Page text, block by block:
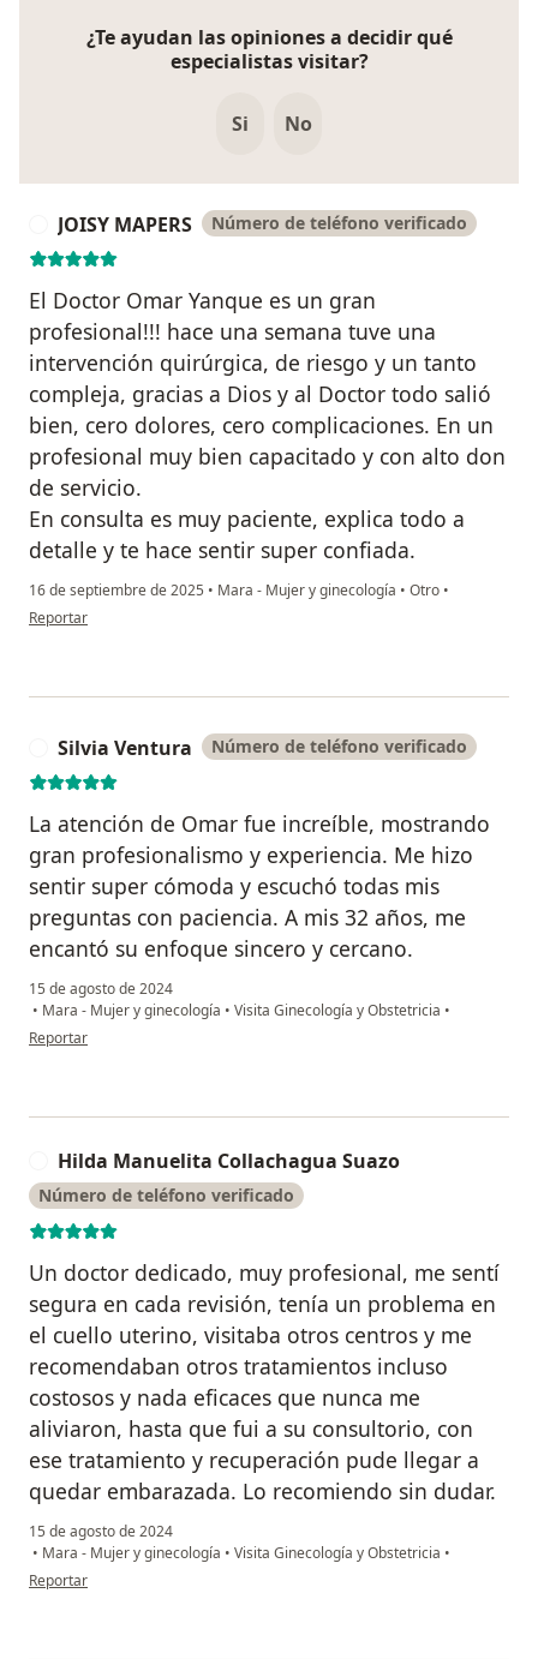
¿Te ayudan las opiniones a decidir qué
especialistas visitar?
Si No
JOISY MAPERS Número de teléfono verificado
El Doctor Omar Yanque es un gran
profesional!!! hace una semana tuve una
intervención quirúrgica, de riesgo y un tanto
compleja, gracias a Dios y al Doctor todo salió
bien, cero dolores, cero complicaciones. En un
profesional muy bien capacitado y con alto don
de servicio.
En consulta es muy paciente, explica todo a
detalle y te hace sentir super confiada.
16 de septiembre de 2025 • Mara - Mujer y ginecología • Otro •
en opinión del usuario JOISY MAPERS
Reportar
Silvia Ventura Número de teléfono verificado
La atención de Omar fue increíble, mostrando
gran profesionalismo y experiencia. Me hizo
sentir super cómoda y escuchó todas mis
preguntas con paciencia. A mis 32 años, me
encantó su enfoque sincero y cercano.
15 de agosto de 2024
• Mara - Mujer y ginecología • Visita Ginecología y Obstetricia •
en opinión del usuario Silvia Ventura
Reportar
Hilda Manuelita Collachagua Suazo
Número de teléfono verificado
Un doctor dedicado, muy profesional, me sentí
segura en cada revisión, tenía un problema en
el cuello uterino, visitaba otros centros y me
recomendaban otros tratamientos incluso
costosos y nada eficaces que nunca me
aliviaron, hasta que fui a su consultorio, con
ese tratamiento y recuperación pude llegar a
quedar embarazada. Lo recomiendo sin dudar.
15 de agosto de 2024
• Mara - Mujer y ginecología • Visita Ginecología y Obstetricia •
en opinión del usuario Hilda Manuelita Collachagua Suazo
Reportar